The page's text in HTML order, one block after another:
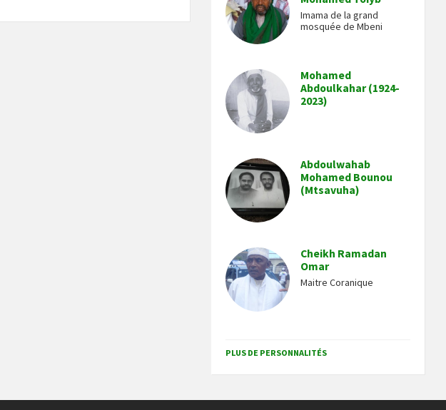
Imama de la grand
mosquée de Mbeni
Mohamed
Abdoulkahar (1924-
2023)
Abdoulwahab
Mohamed Bounou
(Mtsavuha)
Cheikh Ramadan
Omar
Maitre Coranique
PLUS DE PERSONNALITÉS